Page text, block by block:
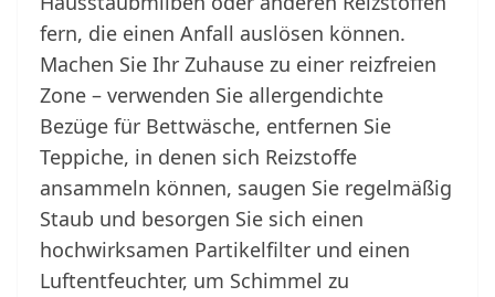
fern, die einen Anfall auslösen können.
Machen Sie Ihr Zuhause zu einer reizfreien
Zone – verwenden Sie allergendichte
Bezüge für Bettwäsche, entfernen Sie
Teppiche, in denen sich Reizstoffe
ansammeln können, saugen Sie regelmäßig
Staub und besorgen Sie sich einen
hochwirksamen Partikelfilter und einen
Luftentfeuchter, um Schimmel zu